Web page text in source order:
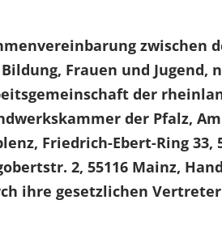
zwischen
Frauen und Jugend,
der
der Pfalz,
Friedrich-Ebert-Ring
2, 55116 Mainz,
ihre gesetzlichen